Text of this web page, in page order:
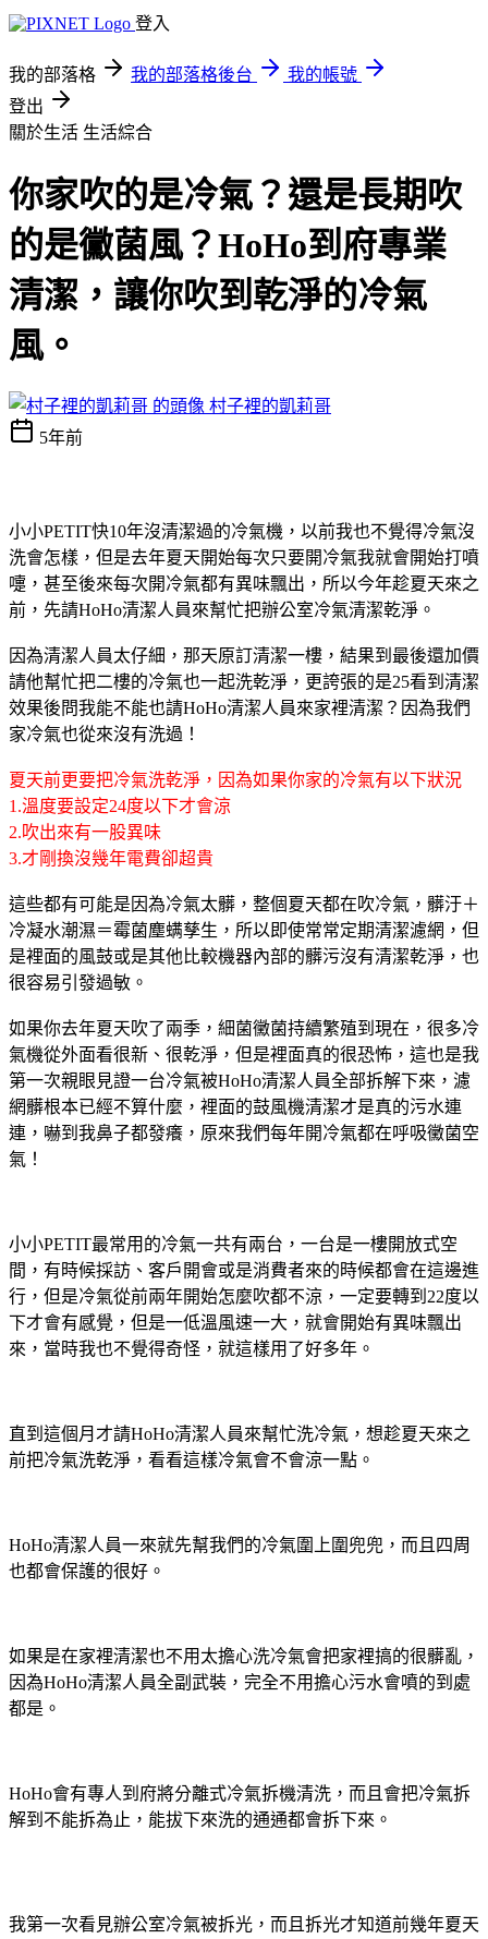
登入
我的部落格 我的部落格後台
我的帳號
登出
關於生活 生活綜合
你家吹的是冷氣？還是長期吹
的是黴菌風？HoHo到府專業
清潔，讓你吹到乾淨的冷氣
風。
村子裡的凱莉哥
5年前
小小PETIT快10年沒清潔過的冷氣機，以前我也不覺得冷氣沒
洗會怎樣，但是去年夏天開始每次只要開冷氣我就會開始打噴
嚏，甚至後來每次開冷氣都有異味飄出，所以今年趁夏天來之
前，先請HoHo清潔人員來幫忙把辦公室冷氣清潔乾淨。
因為清潔人員太仔細，那天原訂清潔一樓，結果到最後還加價
請他幫忙把二樓的冷氣也一起洗乾淨，更誇張的是25看到清潔
效果後問我能不能也請HoHo清潔人員來家裡清潔？因為我們
家冷氣也從來沒有洗過！
夏天前更要把冷氣洗乾淨，因為如果你家的冷氣有以下狀況
1.溫度要設定24度以下才會涼
2.吹出來有一股異味
3.才剛換沒幾年電費卻超貴
這些都有可能是因為冷氣太髒，整個夏天都在吹冷氣，髒汙＋
冷凝水潮濕＝霉菌塵螨孳生，所以即使常常定期清潔濾網，但
是裡面的風鼓或是其他比較機器內部的髒污沒有清潔乾淨，也
很容易引發過敏。
如果你去年夏天吹了兩季，細菌黴菌持續繁殖到現在，很多冷
氣機從外面看很新、很乾淨，但是裡面真的很恐怖，這也是我
第一次親眼見證一台冷氣被HoHo清潔人員全部拆解下來，濾
網髒根本已經不算什麼，裡面的鼓風機清潔才是真的污水連
連，嚇到我鼻子都發癢，原來我們每年開冷氣都在呼吸黴菌空
氣！
小小PETIT最常用的冷氣一共有兩台，一台是一樓開放式空
間，有時候採訪、客戶開會或是消費者來的時候都會在這邊進
行，但是冷氣從前兩年開始怎麼吹都不涼，一定要轉到22度以
下才會有感覺，但是一低溫風速一大，就會開始有異味飄出
來，當時我也不覺得奇怪，就這樣用了好多年。
直到這個月才請HoHo清潔人員來幫忙洗冷氣，想趁夏天來之
前把冷氣洗乾淨，看看這樣冷氣會不會涼一點。
HoHo清潔人員一來就先幫我們的冷氣圍上圍兜兜，而且四周
也都會保護的很好。
如果是在家裡清潔也不用太擔心洗冷氣會把家裡搞的很髒亂，
因為HoHo清潔人員全副武裝，完全不用擔心污水會噴的到處
都是。
HoHo會有專人到府將分離式冷氣拆機清洗，而且會把冷氣拆
解到不能拆為止，能拔下來洗的通通都會拆下來。
我第一次看見辦公室冷氣被拆光，而且拆光才知道前幾年夏天